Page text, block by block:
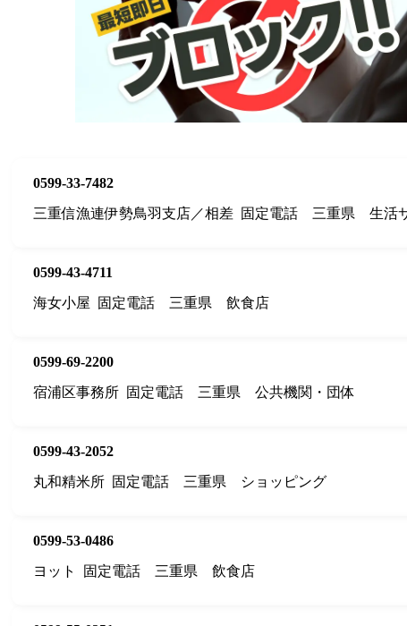
0599-33-7482
三重信漁連伊勢鳥羽支店／相差 固定電話 三重県 生活
0599-43-4711
海女小屋
固定電話 三重県 飲食店
0599-69-2200
宿浦区事務所 固定電話 三重県 公共機関・団体
0599-43-2052
丸和精米所 固定電話 三重県 ショッピング
0599-53-0486
ヨット
固定電話 三重県 飲食店